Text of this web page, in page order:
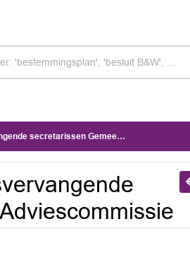
Gemeentelijke Adviescommissie